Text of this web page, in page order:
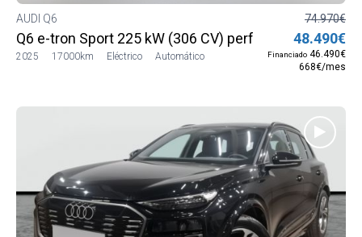
AUDI Q6
Q6 e-tron Sport 225 kW (306 CV) performance
2025 17000km Eléctrico Automático
74.970€
48.490€
Financiado 46.490€
668€/mes